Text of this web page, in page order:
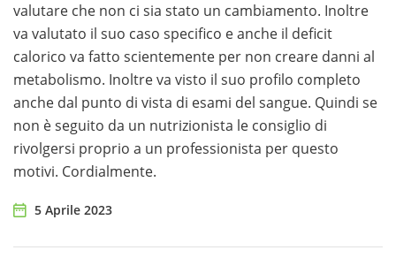
valutare che non ci sia stato un cambiamento. Inoltre
va valutato il suo caso specifico e anche il deficit
calorico va fatto scientemente per non creare danni al
metabolismo. Inoltre va visto il suo profilo completo
anche dal punto di vista di esami del sangue. Quindi se
non è seguito da un nutrizionista le consiglio di
rivolgersi proprio a un professionista per questo
motivi. Cordialmente.
5 Aprile 2023